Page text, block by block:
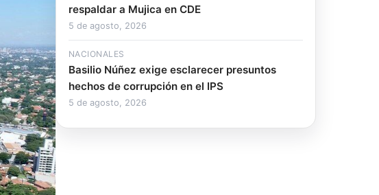
respaldar a Mujica en CDE
5 de agosto, 2026
NACIONALES
Basilio Núñez exige esclarecer presuntos
hechos de corrupción en el IPS
5 de agosto, 2026